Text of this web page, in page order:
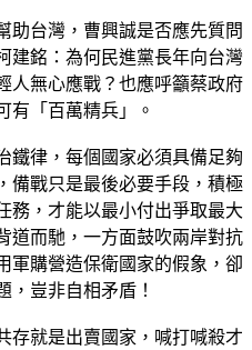
助台灣，曹興誠是否應先質問
建銘：為何民進黨長年向台灣
人無心應戰？也應呼籲蔡政府
有「百萬精兵」。
鐵律，每個國家必須具備足夠
備戰只是最後必要手段，積極
務，才能以最小付出爭取最大
道而馳，一方面鼓吹兩岸對抗
軍購營造保衛國家的假象，卻
，豈非自相矛盾！
存就是出賣國家，喊打喊殺才